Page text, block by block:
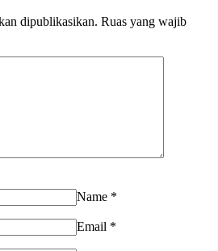
dipublikasikan. Ruas yang wajib
Name *
Email *